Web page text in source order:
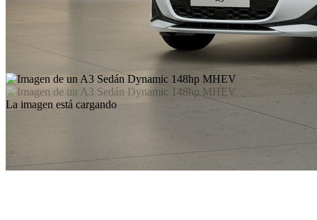
La imagen está cargando